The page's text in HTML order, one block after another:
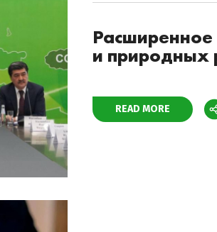
Расширенное
и природных
READ MORE